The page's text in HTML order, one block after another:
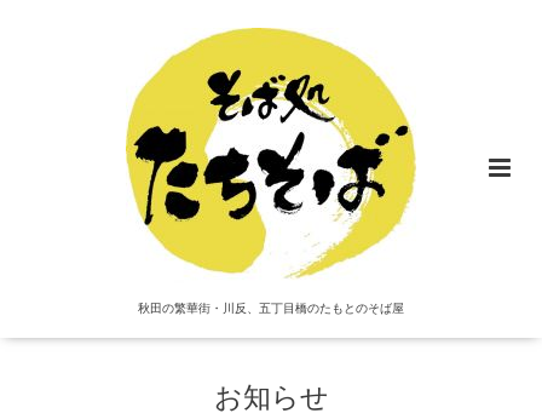
秋田の繁華街・川反、五丁目橋のたもとのそば屋
お知らせ